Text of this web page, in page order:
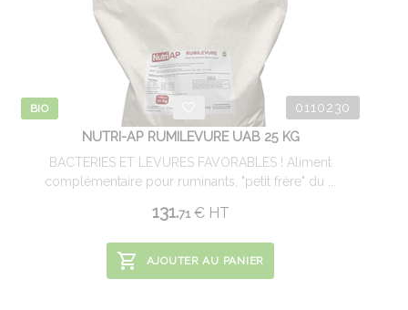
BIO 0110230
NUTRI-AP RUMILEVURE UAB 25 KG
BACTERIES ET LEVURES FAVORABLES ! Aliment
complémentaire pour ruminants, "petit frère" du ...
131.71 €HT
AJOUTER AU PANIER